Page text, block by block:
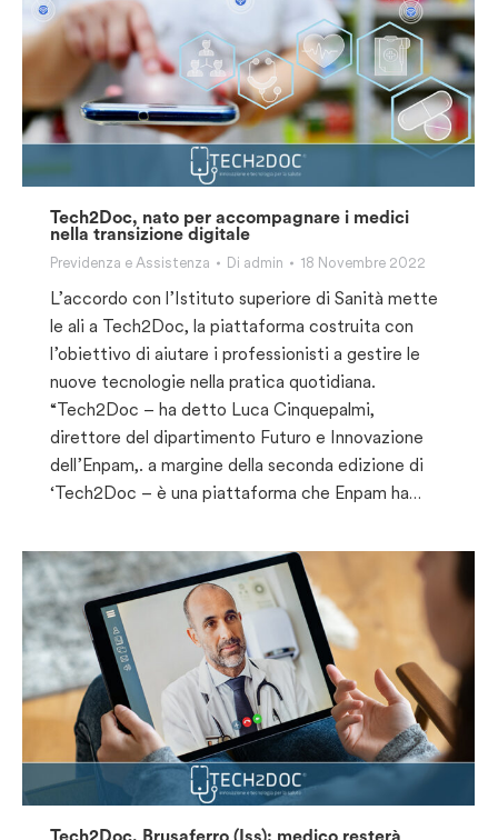
Tech2Doc, nato per accompagnare i medici
nella transizione digitale
Previdenza e Assistenza Di admin 18 Novembre 2022
L’accordo con l’Istituto superiore di Sanità mette
le ali a Tech2Doc, la piattaforma costruita con
l’obiettivo di aiutare i professionisti a gestire le
nuove tecnologie nella pratica quotidiana.
“Tech2Doc – ha detto Luca Cinquepalmi,
direttore del dipartimento Futuro e Innovazione
dell’Enpam,. a margine della seconda edizione di
‘Tech2Doc – è una piattaforma che Enpam ha…